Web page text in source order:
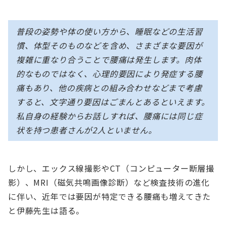
普段の姿勢や体の使い方から、睡眠などの生活習
慣、体型そのものなどを含め、さまざまな要因が
複雑に重なり合うことで腰痛は発生します。肉体
的なものではなく、心理的要因により発症する腰
痛もあり、他の疾病との組み合わせなどまで考慮
すると、文字通り要因はごまんとあるといえます。
私自身の経験からお話しすれば、腰痛には同じ症
状を持つ患者さんが2人といません。
しかし、エックス線撮影やCT（コンピューター断層撮
影）、MRI（磁気共鳴画像診断）など検査技術の進化
に伴い、近年では要因が特定できる腰痛も増えてきた
と伊藤先生は語る。